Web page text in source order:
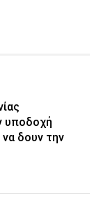
υποδοχή
δουν την